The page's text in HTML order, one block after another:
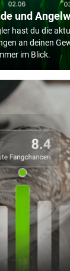
und
hast du die
an deinen
im Blick.